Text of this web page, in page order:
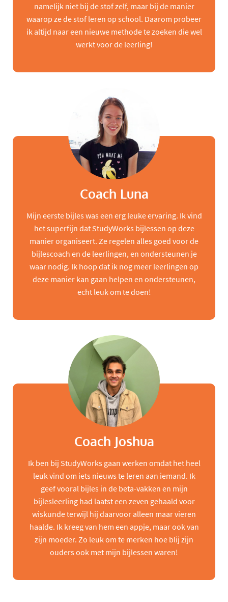
namelijk niet bij de stof zelf, maar bij de manier
waarop ze de stof leren op school. Daarom probeer
ik altijd naar een nieuwe methode te zoeken die wel
werkt voor de leerling!
Coach Luna
Mijn eerste bijles was een erg leuke ervaring. Ik vind
het superfijn dat StudyWorks bijlessen op deze
manier organiseert. Ze regelen alles goed voor de
bijlescoach en de leerlingen, en ondersteunen je
waar nodig. Ik hoop dat ik nog meer leerlingen op
deze manier kan gaan helpen en ondersteunen,
echt leuk om te doen!
Coach Joshua
Ik ben bij StudyWorks gaan werken omdat het heel
leuk vind om iets nieuws te leren aan iemand. Ik
geef vooral bijles in de beta-vakken en mijn
bijlesleerling had laatst een zeven gehaald voor
wiskunde terwijl hij daarvoor alleen maar vieren
haalde. Ik kreeg van hem een appje, maar ook van
zijn moeder. Zo leuk om te merken hoe blij zijn
ouders ook met mijn bijlessen waren!